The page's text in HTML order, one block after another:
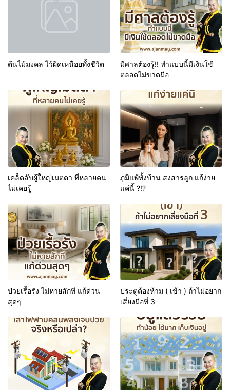
ต้นไม้มงคล ไว้ผิดเหนื่อยทั้งชีวิต
มีศาลต้องรู้!! ทำแบบนี้มีเงินใช้
ตลอดไม่ขาดมือ
เคล็ดลับผู้ใหญ่เมตตา ที่หลายคน
ไม่เคยรู้
ภูมิแพ้ทั้งบ้าน สงสารลูก แก้ง่าย
แค่นี้ ?!?
ป่วยเรื้อรัง ไม่หายสักที แก้ด่วน
สุดๆ
ประตูต้องห้าม ( เข้า ) ถ้าไม่อยาก
เสี่ยงมือที่ 3